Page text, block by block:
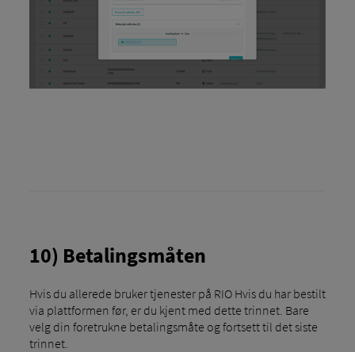
10) Betalingsmåten
Hvis du allerede bruker tjenester på RIO Hvis du har bestilt
via plattformen før, er du kjent med dette trinnet. Bare
velg din foretrukne betalingsmåte og fortsett til det siste
trinnet.